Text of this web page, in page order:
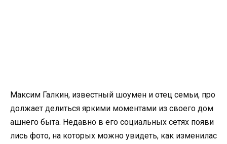
Максим Галкин, известный шоумен и отец семьи, про
должает делиться яркими моментами из своего дом
ашнего быта. Недавно в его социальных сетях появи
лись фото, на которых можно увидеть, как изменилас